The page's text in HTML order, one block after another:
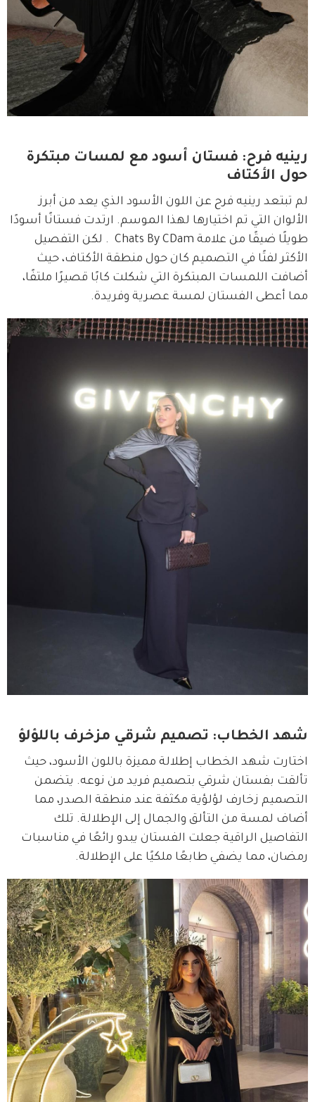
رينيه فرح: فستان أسود مع لمسات مبتكرة
حول الأكتاف
لم تبتعد رينيه فرح عن اللون الأسود الذي يعد من أبرز
الألوان التي تم اختيارها لهذا الموسم. ارتدت فستانًا أسودًا
طويلًا ضيقًا من علامة Chats By CDam  . لكن التفصيل
الأكثر لفتًا في التصميم كان حول منطقة الأكتاف، حيث
أضافت اللمسات المبتكرة التي شكلت كابًا قصيرًا ملتفًا،
مما أعطى الفستان لمسة عصرية وفريدة.
شهد الخطاب: تصميم شرقي مزخرف باللؤلؤ
اختارت شهد الخطاب إطلالة مميزة باللون الأسود، حيث
تألقت بفستان شرقي بتصميم فريد من نوعه. يتضمن
التصميم زخارف لؤلؤية مكثفة عند منطقة الصدر، مما
أضاف لمسة من التألق والجمال إلى الإطلالة. تلك
التفاصيل الراقية جعلت الفستان يبدو رائعًا في مناسبات
رمضان، مما يضفي طابعًا ملكيًا على الإطلالة.